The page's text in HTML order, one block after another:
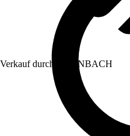
Verkauf durch: HORNBACH